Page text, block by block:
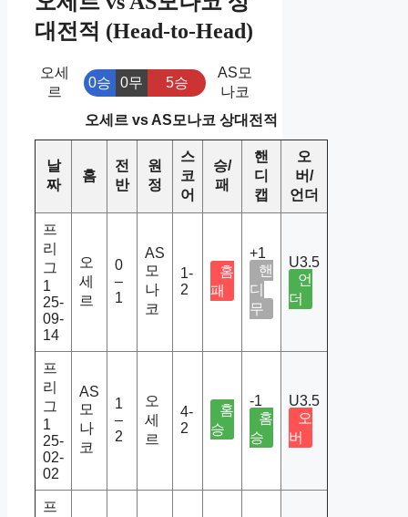
대전적 (Head-to-Head)
오세
르
0승 0무 5승
AS모
나코
오세르 vs AS모나코 상대전적
날
짜
홈
전
반
원
정
스
코
어
승/
패
핸
디
캡
오
버/
언더
프
리
그
1
25-
09-
14
오
세
르
0
–
1
AS
모
나
코
1-
2
홈
패
+1
핸
디
무
U3.5
언
더
프
리
그
1
25-
02-
02
AS
모
나
코
1
–
2
오
세
르
4-
2
홈
승
-1
홈
승
U3.5
오
버
프